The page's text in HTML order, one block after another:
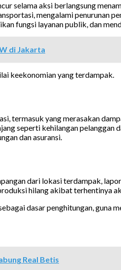
selama aksi berlangsung
mengalami penurunan
fungsi layanan publik, dan
di Jakarta
keekonomian yang terdampak.
termasuk yang merasakan
seperti kehilangan
dan asuransi.
dari lokasi terdampak,
hilang akibat terhentinya
dasar penghitungan,
Real Betis